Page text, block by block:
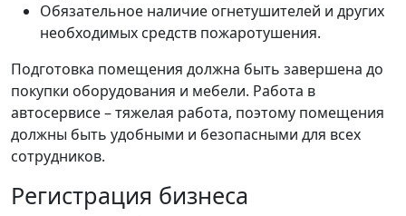
Обязательное наличие огнетушителей и других
необходимых средств пожаротушения.
Подготовка помещения должна быть завершена до
покупки оборудования и мебели. Работа в
автосервисе – тяжелая работа, поэтому помещения
должны быть удобными и безопасными для всех
сотрудников.
Регистрация бизнеса